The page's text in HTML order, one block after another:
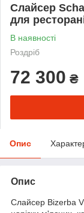
Слайсер
для
В наявності
Роздріб
72 300 ₴
Опис
Опис
Слайсер Bizerba